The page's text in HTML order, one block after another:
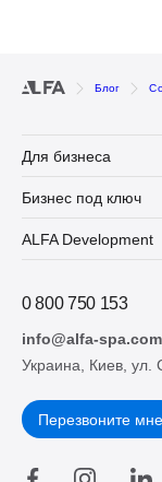
Блог
Для бизнеса
Бизнес под ключ
ALFA Development
0 800 750 153
info@alfa-spa.com
Украина, Киев, ул.
Перезвоните мне